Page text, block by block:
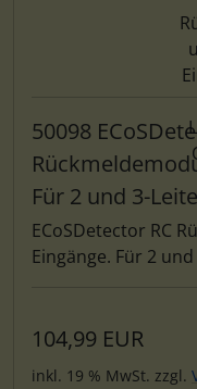
50098
Für 2 und 3-
ECoSDetector RC
Eingänge. Für 2
104,99 EUR
inkl. 19 % MwSt. zzgl.